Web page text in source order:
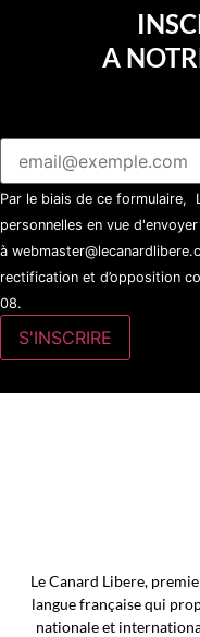
A
Par le biais de ce formulaire,
personnelles en vue
à
rectification et d’opposition
08.
Le Canard Libere,
langue française qui
nationale et